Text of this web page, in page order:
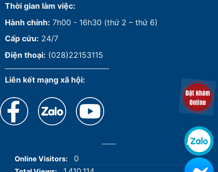
Thời gian làm việc:
Hành chính: 7h00 - 16h30 (thứ 2 – thứ 6)
Cấp cứu: 24/7
Điện thoại: (028)22153115
Liên kết mạng xã hội:
Online Visitors: 0